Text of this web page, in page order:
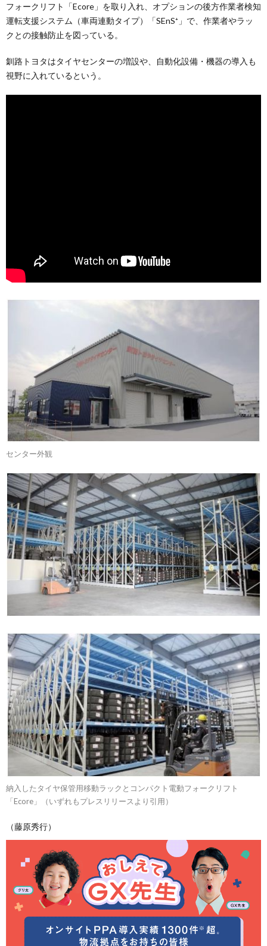
フォークリフト「Ecore」を取り入れ、オプションの後方作業者検知
運転支援システム（車両連動タイプ）「SEnS⁺」で、作業者やラッ
クとの接触防止を図っている。
釧路トヨタはタイヤセンターの増設や、自動化設備・機器の導入も
視野に入れているという。
センター外観
納入したタイヤ保管用移動ラックとコンパクト電動フォークリフト
「Ecore」（いずれもプレスリリースより引用）
（藤原秀行）